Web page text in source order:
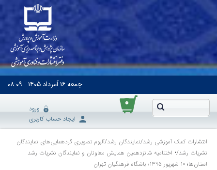
جمعه۱۶ اَمرداد ۱۴۰۵ ۰۸:۰۹
۰
ورود
ایجاد حساب کاربری
انتشارات کمک آموزشی رشد/نمایندگان رشد/آلبوم تصویری گردهمایی‌های نمایندگان
نشریات رشد/• اختتامیه شانزدهمین همایش معاونان و نمایندگان نشریات رشد
استان‌ها؛ ۱۰ شهریور ۱۳۹۵؛ باشگاه فرهنگیان تهران